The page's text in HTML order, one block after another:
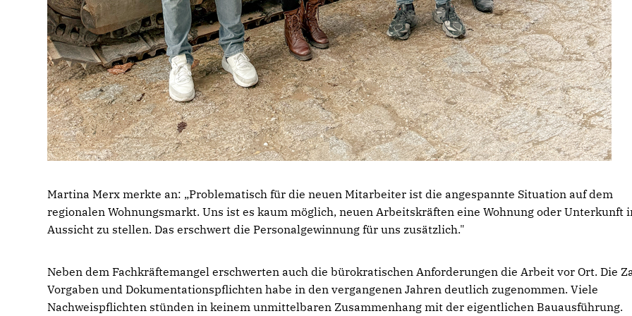
Martina Merx merkte an: „Problematisch für die neuen Mitarbeiter ist die angespannte Situation auf dem
regionalen Wohnungsmarkt. Uns ist es kaum möglich, neuen Arbeitskräften eine Wohnung oder Unterkunft
Aussicht zu stellen. Das erschwert die Personalgewinnung für uns zusätzlich."
Neben dem Fachkräftemangel erschwerten auch die bürokratischen Anforderungen die Arbeit vor Ort. Die
Vorgaben und Dokumentationspflichten habe in den vergangenen Jahren deutlich zugenommen. Viele
Nachweispflichten stünden in keinem unmittelbaren Zusammenhang mit der eigentlichen Bauausführung.